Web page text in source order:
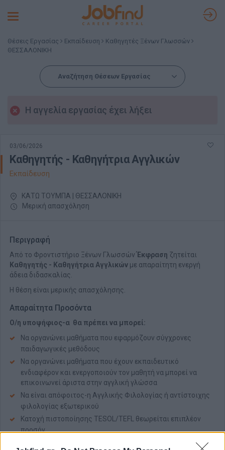
Toggle
Θέσεις Εργασίας Εκπαίδευση
Καθηγητές Ξένων Γλωσσών
ΘΕΣΣΑΛΟΝΙΚΗ
Αναζήτηση Θέσεων Εργασίας
Η αγγελία εργασίας έχει λήξει
03/06/2026
Καθηγητής - Καθηγήτρια Αγγλικών
Εκπαίδευση
ΚΑΤΩ ΤΟΥΜΠΑ | ΘΕΣΣΑΛΟΝΙΚΗ
Μερική απασχόληση
Περιγραφή
Από το Φροντιστήριο Ξένων Γλωσσών Έκφραση ζητείται
Καθηγητής - Καθηγήτρια Αγγλικών με απαραίτητη ενεργή
άδεια διδασκαλίας.
Η θέση είναι μερικής απασχόλησης.
Απαραίτητα Προσόντα
Ο/η υποψήφιος-α θα πρέπει να μπορεί:
Να οργανώνει μαθήματα που εφαρμόζουν σύγχρονες
παιδαγωγικές μεθόδους
Να οργανώνει μαθήματα που έχουν εκπαιδευτικό
ενδιαφέρον και ενεργοποιούν τον μαθητή να μπορεί να
επικοινωνεί άριστα στην αγγλική γλώσσα
Να είναι απόφοιτος-η Αγγλικής Φιλολογίας ή αντίστοιχης
φιλολογίας εξωτερικού
Κατοχή πιστοποίησης TESOL/TEFL θεωρείται επιπλέον
προσόν